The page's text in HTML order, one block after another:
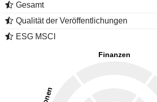
Gesamt
Qualität der Veröffentlichungen
ESG MSCI